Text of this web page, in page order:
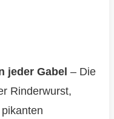
jeder Gabel – Die
Rinderwurst,